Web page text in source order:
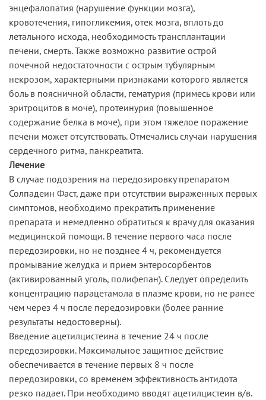
энцефалопатия (нарушение функции мозга),
кровотечения, гипогликемия, отек мозга, вплоть до
летального исхода, необходимость трансплантации
печени, смерть. Также возможно развитие острой
почечной недостаточности с острым тубулярным
некрозом, характерными признаками которого является
боль в поясничной области, гематурия (примесь крови или
эритроцитов в моче), протеинурия (повышенное
содержание белка в моче), при этом тяжелое поражение
печени может отсутствовать. Отмечались случаи нарушения
сердечного ритма, панкреатита.
Лечение
В случае подозрения на передозировку препаратом
Солпадеин Фаст, даже при отсутствии выраженных первых
симптомов, необходимо прекратить применение
препарата и немедленно обратиться к врачу для оказания
медицинской помощи. В течение первого часа после
передозировки, но не позднее 4 ч, рекомендуется
промывание желудка и прием энтеросорбентов
(активированный уголь, полифепан). Следует определить
концентрацию парацетамола в плазме крови, но не ранее
чем через 4 ч после передозировки (более ранние
результаты недостоверны).
Введение ацетилцистеина в течение 24 ч после
передозировки. Максимальное защитное действие
обеспечивается в течение первых 8 ч после
передозировки, со временем эффективность антидота
резко падает. При необходимо вводят ацетилцистеин в/в.